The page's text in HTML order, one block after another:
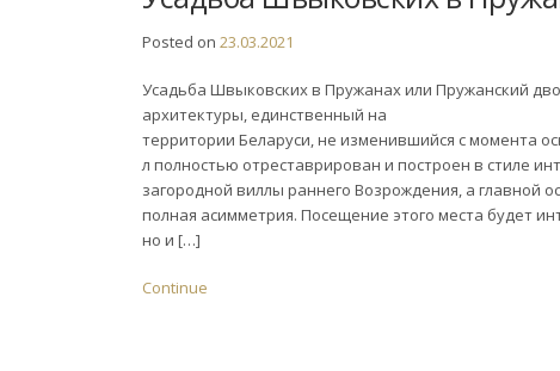
Posted on 23.03.2021
Усадьба Швыковских в Пружанах или Пружанский
архитектуры, единственный на
территории Беларуси, не изменившийся с момента
л полностью отреставрирован и построен в стиле
загородной виллы раннего Возрождения, а главной
полная асимметрия. Посещение этого места будет
но и […]
Continue